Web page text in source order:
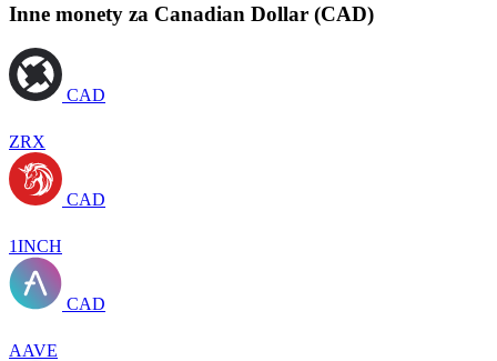
Inne monety za Canadian Dollar (CAD)
CAD
ZRX
CAD
1INCH
CAD
AAVE